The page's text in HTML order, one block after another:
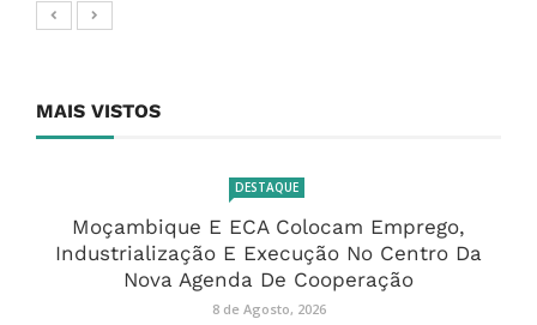
MAIS VISTOS
DESTAQUE
Moçambique E ECA Colocam Emprego,
Industrialização E Execução No Centro Da
Nova Agenda De Cooperação
8 de Agosto, 2026